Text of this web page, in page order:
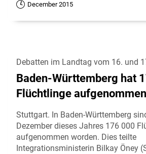
December 2015
Debatten im Landtag vom 16. und
Baden-Württemberg hat
Flüchtlinge aufgenommen
Stuttgart. In Baden-Württemberg
Dezember dieses Jahres 176 000
aufgenommen worden. Dies teilte
Integrationsministerin Bilkay Öney